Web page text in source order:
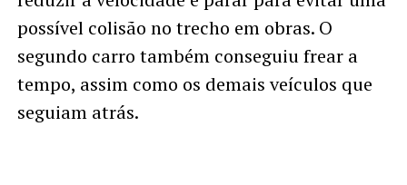
possível colisão no trecho em obras. O
segundo carro também conseguiu frear a
tempo, assim como os demais veículos que
seguiam atrás.